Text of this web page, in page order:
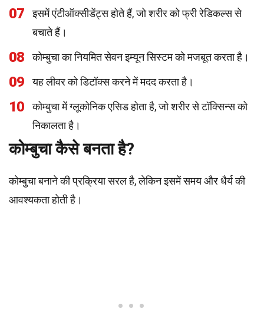
07
इसमें एंटीऑक्सीडेंट्स होते हैं, जो शरीर को फ्री रेडिकल्स से
बचाते हैं।
08 कोम्बुचा का नियमित सेवन इम्यून सिस्टम को मजबूत करता है।
09 यह लीवर को डिटॉक्स करने में मदद करता है।
10
कोम्बुचा में ग्लूकोनिक एसिड होता है, जो शरीर से टॉक्सिन्स को
निकालता है।
कोम्बुचा कैसे बनता है?
कोम्बुचा बनाने की प्रक्रिया सरल है, लेकिन इसमें समय और धैर्य की
आवश्यकता होती है।